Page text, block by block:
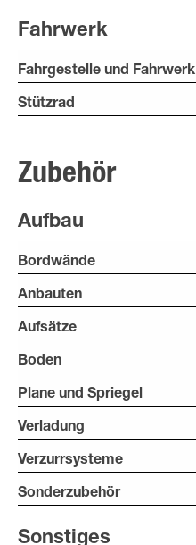
Fahrwerk
Fahrgestelle und Fahrwerk
Stützrad
Zubehör
Aufbau
Bordwände
Anbauten
Aufsätze
Boden
Plane und Spriegel
Verladung
Verzurrsysteme
Sonderzubehör
Sonstiges